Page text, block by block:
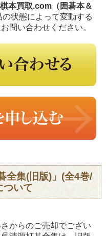
本買取.com（囲碁本＆
状態によって変動する
問い合わせください。
全集(旧版)」(全4巻/
ついて
からのご売却でござい